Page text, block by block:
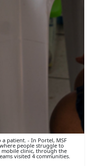
a patient. - In Portel, MSF
people struggle to
mobile clinic, through the
visited 4 communities.